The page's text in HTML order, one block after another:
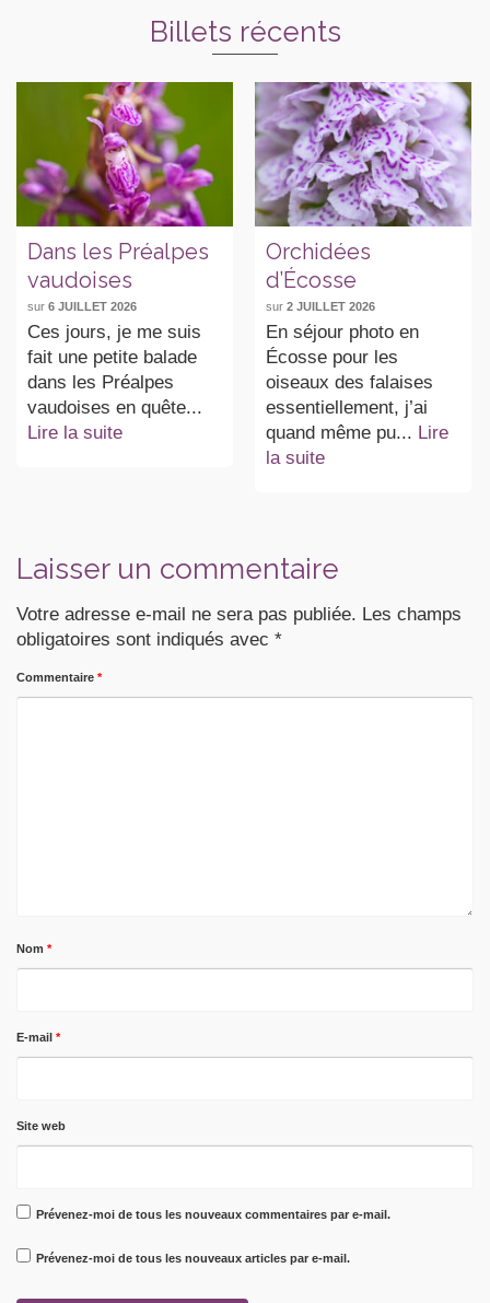
Billets récents
Dans les Préalpes
vaudoises
sur 6 JUILLET 2026
Ces jours, je me suis
fait une petite balade
dans les Préalpes
vaudoises en quête...
Lire la suite
Orchidées
d’Écosse
sur 2 JUILLET 2026
En séjour photo en
Écosse pour les
oiseaux des falaises
essentiellement, j’ai
quand même pu... Lire
la suite
Laisser un commentaire
Votre adresse e-mail ne sera pas publiée. Les champs
obligatoires sont indiqués avec *
Commentaire *
Nom *
E-mail *
Site web
Prévenez-moi de tous les nouveaux commentaires par e-mail.
Prévenez-moi de tous les nouveaux articles par e-mail.